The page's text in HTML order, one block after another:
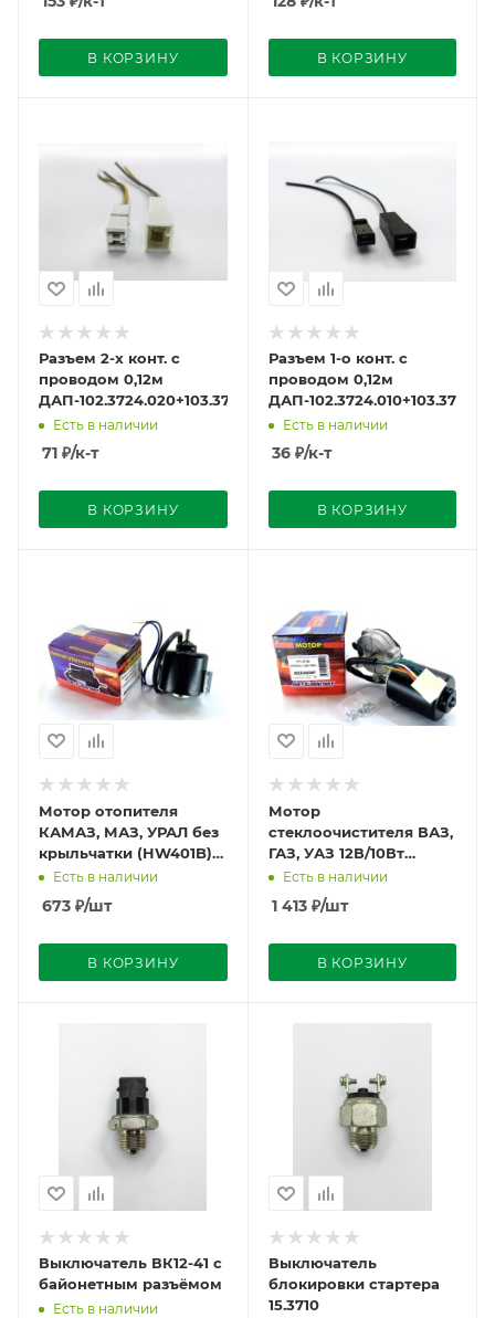
В КОРЗИНУ В КОРЗИНУ
Разъем 2-х конт. с
проводом 0,12м
ДАП-102.3724.020+103.3724.020
Есть в наличии
71 ₽/к-т
В КОРЗИНУ
Разъем 1-о конт. с
проводом 0,12м
ДАП-
Есть в наличии
36₽/к-т
В КОРЗИНУ
Мотор отопителя
КАМАЗ, МАЗ, УРАЛ без
крыльчатки (HW401B)
24В/20Вт (МЭ-255-04)
Автомагнат
Есть в наличии
673 ₽/шт
В КОРЗИНУ
Мотор
стеклоочистителя ВАЗ,
ГАЗ, УАЗ 12В/10Вт
(171.3730) Автомагнат
Есть в наличии
1 413₽/шт
В КОРЗИНУ
Выключатель ВК12-41 с
байонетным разъёмом
Есть в наличии
Выключатель
блокировки стартера
15.3710